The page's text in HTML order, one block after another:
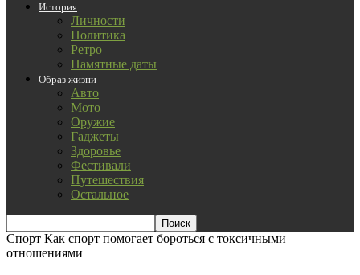
История
Личности
Политика
Ретро
Памятные даты
Образ жизни
Авто
Мото
Оружие
Гаджеты
Здоровье
Фестивали
Путешествия
Остальное
Спорт Как спорт помогает бороться с токсичными
отношениями